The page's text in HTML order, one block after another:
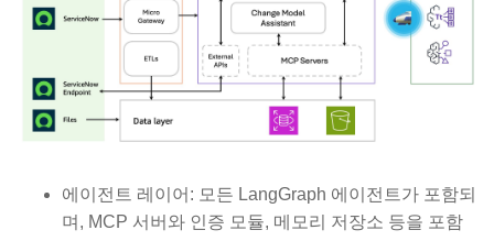
에이전트 레이어: 모든 LangGraph 에이전트가 포함되
며, MCP 서버와 인증 모듈, 메모리 저장소 등을 포함